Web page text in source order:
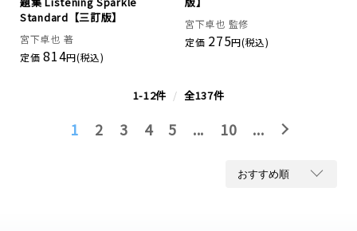
Standard【三訂版】
宮下卓也 著
定価814円(税込)
宮下卓也 監修
定価 275円(税込)
1-12件 / 全137件
1 2 3 4 5 ... 10 ...